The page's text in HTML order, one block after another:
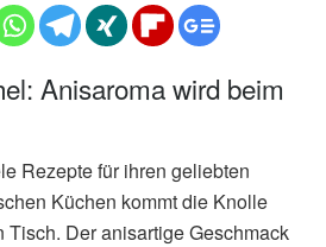
Anisaroma wird beim
Rezepte für ihren geliebten
Küchen kommt die Knolle
Tisch. Der anisartige Geschmack